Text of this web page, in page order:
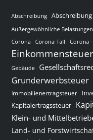
Abschreibung
Außergewöhnliche Belastungen
Corona Corona-Fall Corona
Einkommensteuer
Gebäude
Grunderwerbsteuer
Immobilienertragsteuer
Kapitalertragssteuer
Klein- und
Land- und